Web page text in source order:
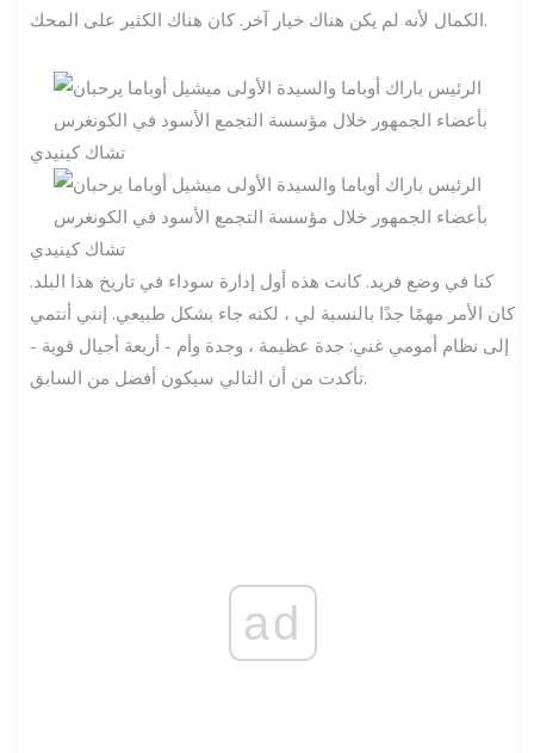
الكمال لأنه لم يكن هناك خيار آخر. كان هناك الكثير على المحك.
تشاك كينيدي
تشاك كينيدي
كنا في وضع فريد. كانت هذه أول إدارة سوداء في تاريخ هذا البلد.
كان الأمر مهمًا جدًا بالنسبة لي ، لكنه جاء بشكل طبيعي. إنني أنتمي
إلى نظام أمومي غني: جدة عظيمة ، وجدة وأم - أربعة أجيال قوية -
تأكدت من أن التالي سيكون أفضل من السابق.
ad